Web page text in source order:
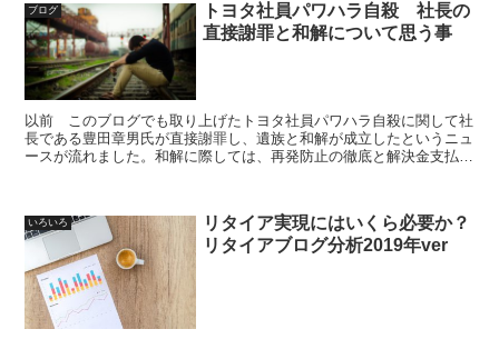
ブログ
トヨタ社員パワハラ自殺 社長の
直接謝罪と和解について思う事
以前 このブログでも取り上げたトヨタ社員パワハラ自殺に関して社
長である豊田章男氏が直接謝罪し、遺族と和解が成立したというニュ
ースが流れました。和解に際しては、再発防止の徹底と解決金支払い
いろいろ
リタイア実現にはいくら必要か？
リタイアブログ分析2019年ver